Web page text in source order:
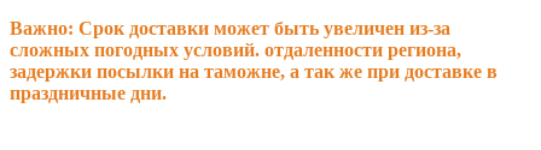
Важно: Срок доставки может быть увеличен из-за
сложных погодных условий. отдаленности региона,
задержки посылки на таможне, а так же при доставке в
праздничные дни.